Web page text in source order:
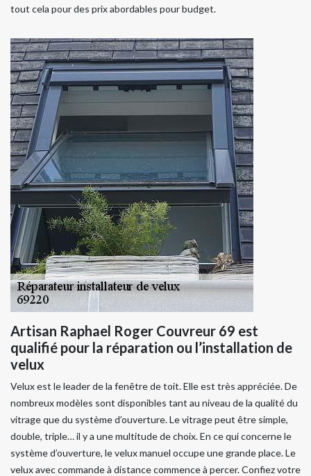
tout cela pour des prix abordables pour budget.
Artisan Raphael Roger Couvreur 69 est
qualifié pour la réparation ou l’installation de
velux
Velux est le leader de la fenêtre de toit. Elle est très appréciée. De
nombreux modèles sont disponibles tant au niveau de la qualité du
vitrage que du système d’ouverture. Le vitrage peut être simple,
double, triple… il y a une multitude de choix. En ce qui concerne le
système d’ouverture, le velux manuel occupe une grande place. Le
velux avec commande à distance commence à percer. Confiez votre